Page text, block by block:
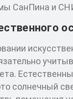
СанПина и
солнечный